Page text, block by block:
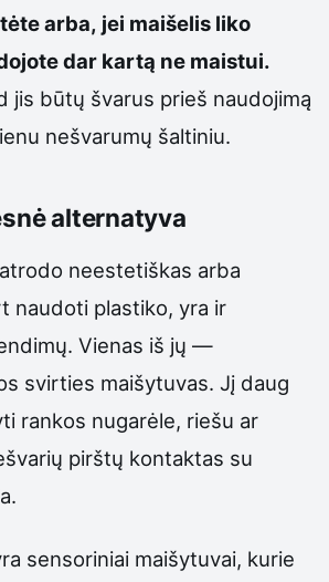
arba, jei maišelis liko
dar kartą ne maistui.
jis būtų švarus prieš naudojimą
nešvarumų šaltiniu.
alternatyva
neestetiškas arba
naudoti plastiko, yra ir
Vienas iš jų —
svirties maišytuvas. Jį daug
rankos nugarėle, riešu ar
pirštų kontaktas su
sensoriniai maišytuvai, kurie